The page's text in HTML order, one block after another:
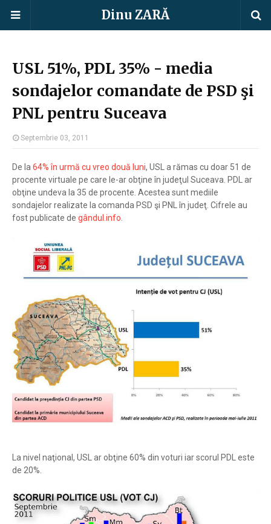
Dinu ZARĂ
USL 51%, PDL 35% - media
sondajelor comandate de PSD şi
PNL pentru Suceava
Septembrie 03, 2011
De la 64% în urmă cu vreo două luni, USL a rămas cu doar 51 de
procente virtuale pe care le-ar obţine în judeţul Suceava. PDL ar
obţine undeva la 35 de procente. Acestea sunt mediile
sondajelor realizate la comanda PSD şi PNL în judeţ. Cifrele au
fost publicate de gândul.info
La nivel naţional, USL ar obţine 60% din voturi iar scorul PDL este
de 20%.